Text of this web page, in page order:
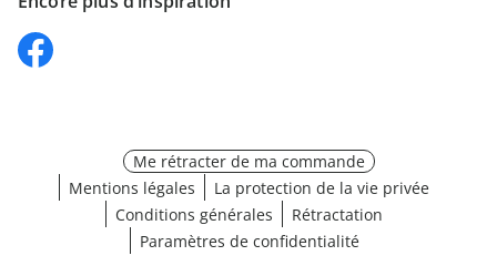
Me rétracter de ma commande
Mentions légales
La protection de la vie privée
Conditions générales
Rétractation
Paramètres de confidentialité